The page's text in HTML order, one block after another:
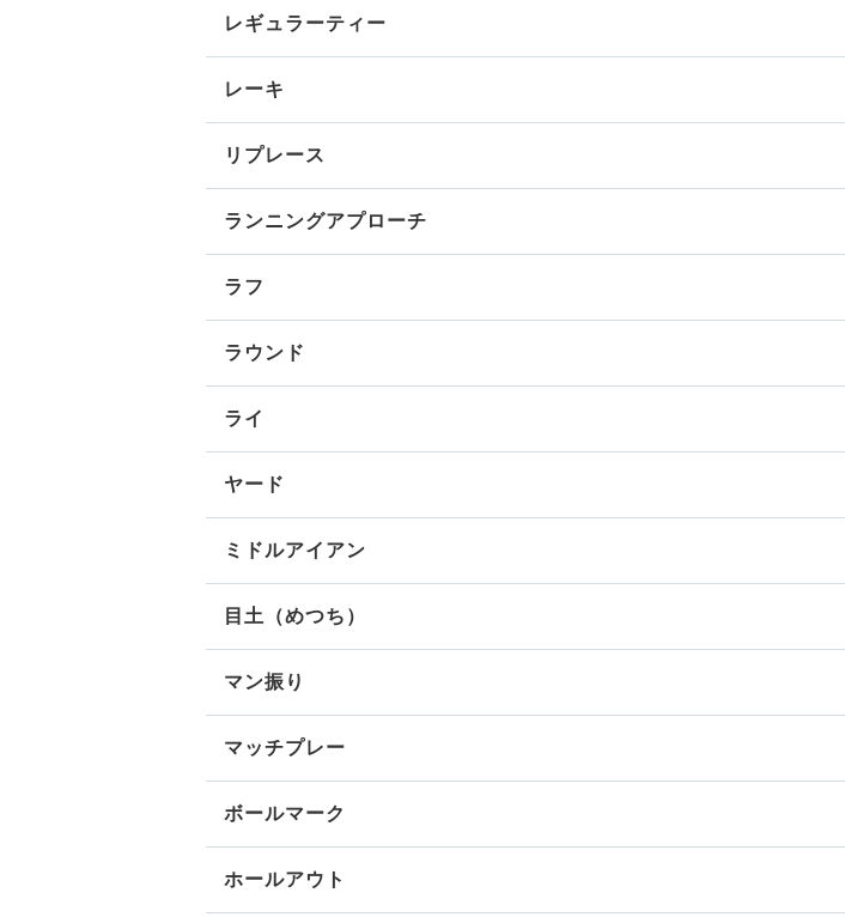
レギュラーティー
レーキ
リプレース
ランニングアプローチ
ラフ
ラウンド
ライ
ヤード
ミドルアイアン
目土（めつち）
マン振り
マッチプレー
ボールマーク
ホールアウト